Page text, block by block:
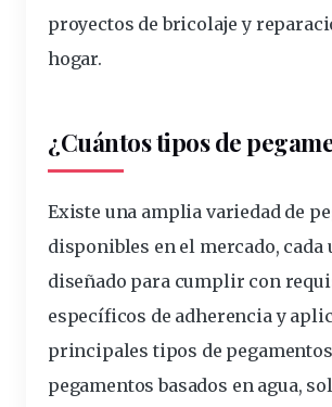
proyectos de bricolaje y
hogar.
¿Cuántos tipos de
Existe una amplia variedad de
disponibles en el mercado, cada
diseñado para cumplir con
específicos de adherencia y
principales tipos de
pegamentos basados en agua,